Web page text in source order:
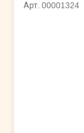
Арт. 00001324